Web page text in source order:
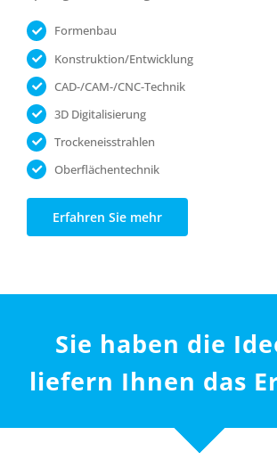
Formenbau
Konstruktion/Entwicklung
CAD-/CAM-/CNC-Technik
3D Digitalisierung
Trockeneisstrahlen
Oberflächentechnik
Erfahren Sie mehr
Sie haben die
liefern Ihnen das